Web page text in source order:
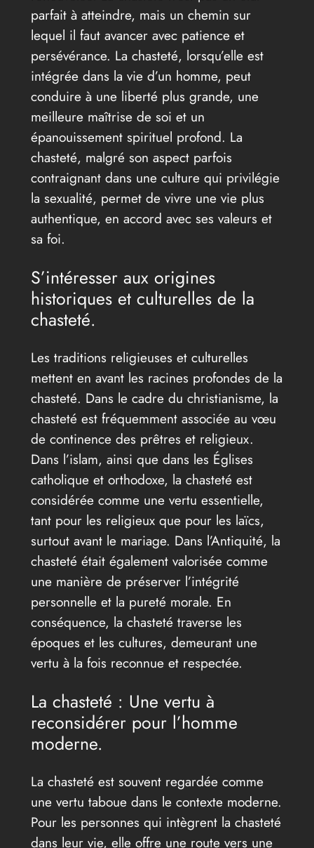
parfait à atteindre, mais un chemin sur
lequel il faut avancer avec patience et
persévérance. La chasteté, lorsqu’elle est
intégrée dans la vie d’un homme, peut
conduire à une liberté plus grande, une
meilleure maîtrise de soi et un
épanouissement spirituel profond. La
chasteté, malgré son aspect parfois
contraignant dans une culture qui privilégie
la sexualité, permet de vivre une vie plus
authentique, en accord avec ses valeurs et
sa foi.
S’intéresser aux origines
historiques et culturelles de la
chasteté.
Les traditions religieuses et culturelles
mettent en avant les racines profondes de la
chasteté. Dans le cadre du christianisme, la
chasteté est fréquemment associée au vœu
de continence des prêtres et religieux.
Dans l’islam, ainsi que dans les Églises
catholique et orthodoxe, la chasteté est
considérée comme une vertu essentielle,
tant pour les religieux que pour les laïcs,
surtout avant le mariage. Dans l’Antiquité, la
chasteté était également valorisée comme
une manière de préserver l’intégrité
personnelle et la pureté morale. En
conséquence, la chasteté traverse les
époques et les cultures, demeurant une
vertu à la fois reconnue et respectée.
La chasteté : Une vertu à
reconsidérer pour l’homme
moderne.
La chasteté est souvent regardée comme
une vertu taboue dans le contexte moderne.
Pour les personnes qui intègrent la chasteté
dans leur vie, elle offre une route vers une